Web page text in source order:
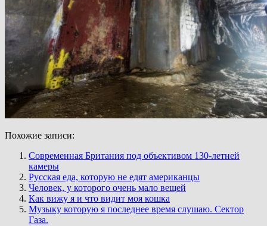
Похожие записи:
Современная Британия под объективом 130-летней
камеры
Русская еда, которую не едят американцы
Человек, у которого очень мало вещей
Как вижу я и что видит моя кошка
Музыку которую я последнее время слушаю. Сектор
Газа.